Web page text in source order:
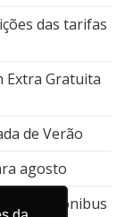
das tarifas
Extra Gratuita
de Verão
agosto
do ônibus